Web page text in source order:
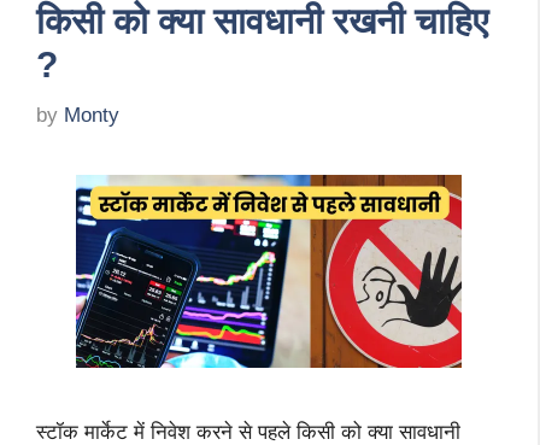
किसी को क्या सावधानी रखनी चाहिए
?
by Monty
स्टॉक मार्केट में निवेश करने से पहले किसी को क्या सावधानी